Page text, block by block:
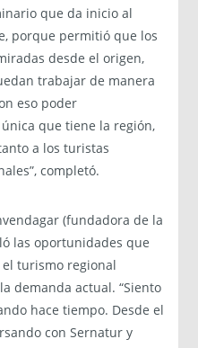
que da inicio al
porque permitió que los
desde el origen,
trabajar de manera
eso poder
que tiene la región,
a los turistas
completó.
(fundadora de la
las oportunidades que
turismo regional
demanda actual. “Siento
hace tiempo. Desde el
con Sernatur y